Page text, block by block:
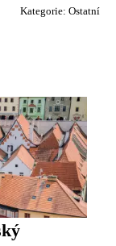
Kategorie: Ostatní